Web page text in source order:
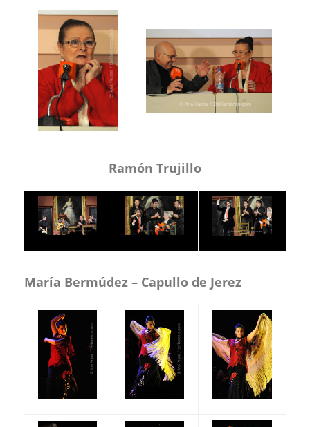
Ramón Trujillo
María Bermúdez – Capullo de Jerez